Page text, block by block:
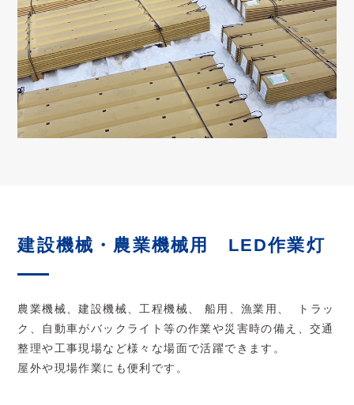
建設機械・農業機械用 LED作業灯
農業機械、建設機械、工程機械、 船用、漁業用、 トラッ
ク、自動車がバックライト等の作業や災害時の備え、交通
整理や工事現場など様々な場面で活躍できます。
屋外や現場作業にも便利です。